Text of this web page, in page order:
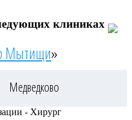
клиниках
Мытищи»
Медведково
- Хирург